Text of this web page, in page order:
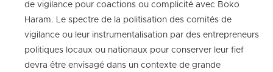
de vigilance pour coactions ou complicité avec Boko
Haram. Le spectre de la politisation des comités de
vigilance ou leur instrumentalisation par des entrepreneurs
politiques locaux ou nationaux pour conserver leur fief
devra être envisagé dans un contexte de grande